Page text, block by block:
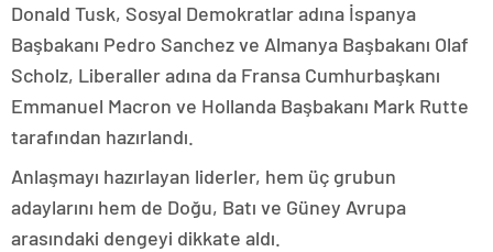
Donald Tusk, Sosyal Demokratlar adına İspanya
Başbakanı Pedro Sanchez ve Almanya Başbakanı Olaf
Scholz, Liberaller adına da Fransa Cumhurbaşkanı
Emmanuel Macron ve Hollanda Başbakanı Mark Rutte
tarafından hazırlandı.
Anlaşmayı hazırlayan liderler, hem üç grubun
adaylarını hem de Doğu, Batı ve Güney Avrupa
arasındaki dengeyi dikkate aldı.